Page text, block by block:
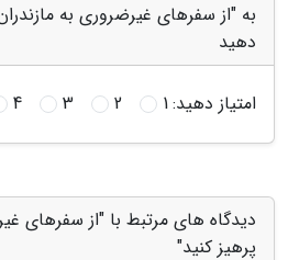
به "از سفرهای غیرضروری به
دهید
امتیاز دهید:1
2
3
4
دیدگاه های مرتبط با "از سفرهای
پرهیز کنید"